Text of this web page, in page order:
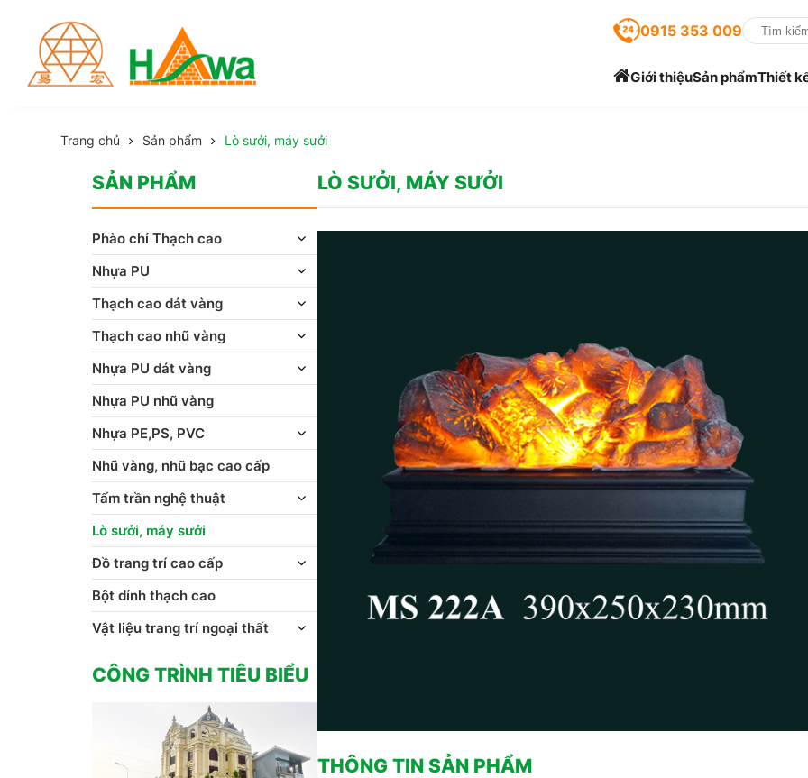
0915 353 009
Giới thiệuSản phẩmThiết
Trang chủ Sản phẩm Lò sưởi, máy sưởi
LÒ SƯỞI, MÁY SƯỞI
THÔNG TIN SẢN PHẨM
SẢN PHẨM
Phào chỉ Thạch cao
Nhựa PU
Thạch cao dát vàng
Thạch cao nhũ vàng
Nhựa PU dát vàng
Nhựa PU nhũ vàng
Nhựa PE,PS, PVC
Nhũ vàng, nhũ bạc cao cấp
Tấm trần nghệ thuật
Lò sưởi, máy sưởi
Đồ trang trí cao cấp
Bột dính thạch cao
Vật liệu trang trí ngoại thất
CÔNG TRÌNH TIÊU BIỂU